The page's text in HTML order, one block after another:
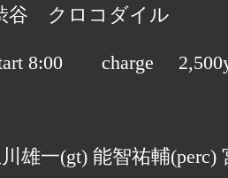
谷 クロコダイル
8:00 charge
雄一(gt) 能智祐輔(perc)